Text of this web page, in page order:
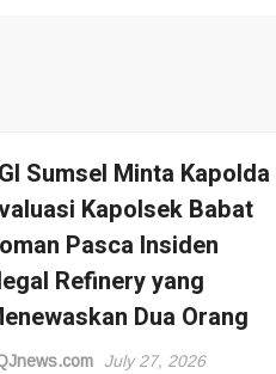
Sumsel Minta Kapolda
Kapolsek Babat
Pasca Insiden
Refinery yang
Dua Orang
July 27, 2026